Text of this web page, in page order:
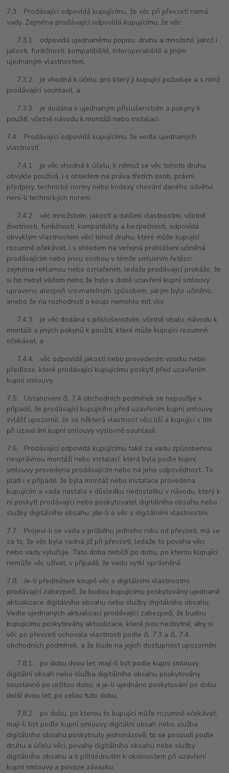
7.3. Prodávající odpovídá kupujícímu, že věc při převzetí nemá
vady. Zejména prodávající odpovídá kupujícímu, že věc:
7.3.1. odpovídá ujednanému popisu, druhu a množství, jakož i
jakosti, funkčnosti, kompatibilitě, interoperabilitě a jiným
ujednaným vlastnostem,
7.3.2. je vhodná k účelu, pro který ji kupující požaduje a s nímž
prodávající souhlasil, a
7.3.3. je dodána s ujednaným příslušenstvím a pokyny k
použití, včetně návodu k montáži nebo instalaci.
7.4. Prodávající odpovídá kupujícímu, že vedle ujednaných
vlastností:
7.4.1. je věc vhodná k účelu, k němuž se věc tohoto druhu
obvykle používá, i s ohledem na práva třetích osob, právní
předpisy, technické normy nebo kodexy chování daného odvětví,
není-li technických norem,
7.4.2. věc množstvím, jakostí a dalšími vlastnostmi, včetně
životnosti, funkčnosti, kompatibility a bezpečnosti, odpovídá
obvyklým vlastnostem věcí téhož druhu, které může kupující
rozumně očekávat, i s ohledem na veřejná prohlášení učiněná
prodávajícím nebo jinou osobou v témže smluvním řetězci,
zejména reklamou nebo označením, ledaže prodávající prokáže, že
si ho nebyl vědom nebo že bylo v době uzavření kupní smlouvy
upraveno alespoň srovnatelným způsobem, jakým bylo učiněno,
anebo že na rozhodnutí o koupi nemohlo mít vliv,
7.4.3. je věc dodána s příslušenstvím, včetně obalu, návodu k
montáži a jiných pokynů k použití, které může kupující rozumně
očekávat, a
7.4.4. věc odpovídá jakostí nebo provedením vzorku nebo
předloze, které prodávající kupujícímu poskytl před uzavřením
kupní smlouvy.
7.5. Ustanovení čl. 7.4 obchodních podmínek se nepoužije v
případě, že prodávající kupujícího před uzavřením kupní smlouvy
zvlášť upozornil, že se některá vlastnost věci liší a kupující s tím
při uzavírání kupní smlouvy výslovně souhlasil.
7.6. Prodávající odpovídá kupujícímu také za vadu způsobenou
nesprávnou montáží nebo instalací, která byla podle kupní
smlouvy provedena prodávajícím nebo na jeho odpovědnost. To
platí i v případě, že byla montáž nebo instalace provedena
kupujícím a vada nastala v důsledku nedostatku v návodu, který k
ní poskytl prodávající nebo poskytovatel digitálního obsahu nebo
služby digitálního obsahu, jde-li o věc s digitálními vlastnostmi.
7.7. Projeví-li se vada v průběhu jednoho roku od převzetí, má se
za to, že věc byla vadná již při převzetí, ledaže to povaha věci
nebo vady vylučuje. Tato doba neběží po dobu, po kterou kupující
nemůže věc užívat, v případě, že vadu vytkl oprávněně.
7.8. Je-li předmětem koupě věc s digitálními vlastnostmi,
prodávající zabezpečí, že budou kupujícímu poskytovány ujednané
aktualizace digitálního obsahu nebo služby digitálního obsahu.
Vedle ujednaných aktualizací prodávající zabezpečí, že budou
kupujícímu poskytovány aktualizace, které jsou nezbytné, aby si
věc po převzetí uchovala vlastnosti podle čl. 7.3 a čl. 7.4
obchodních podmínek, a že bude na jejich dostupnost upozorněn
7.8.1. po dobu dvou let, mají-li být podle kupní smlouvy
digitální obsah nebo služba digitálního obsahu poskytovány
soustavně po určitou dobu, a je-li ujednáno poskytování po dobu
delší dvou let, po celou tuto dobu,
7.8.2. po dobu, po kterou to kupující může rozumně očekávat,
mají-li být podle kupní smlouvy digitální obsah nebo služba
digitálního obsahu poskytnuty jednorázově; to se posoudí podle
druhu a účelu věci, povahy digitálního obsahu nebo služby
digitálního obsahu a s přihlédnutím k okolnostem při uzavření
kupní smlouvy a povaze závazku.